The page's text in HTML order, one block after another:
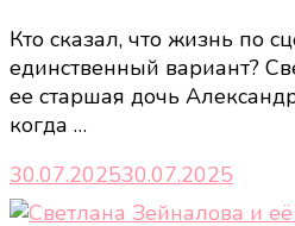
Кто сказал, что жизнь по
единственный вариант?
ее старшая дочь
когда …
30.07.202530.07.2025